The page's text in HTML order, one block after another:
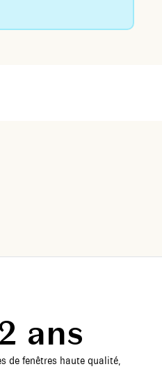
ans
de fenêtres haute qualité,